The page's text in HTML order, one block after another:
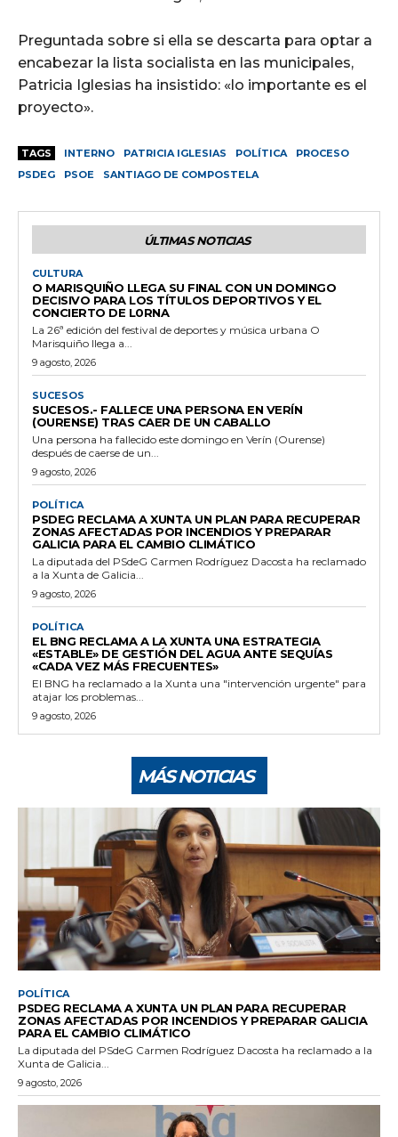
Preguntada sobre si ella se descarta para optar a
encabezar la lista socialista en las municipales,
Patricia Iglesias ha insistido: «lo importante es el
proyecto».
TAGS INTERNO PATRICIA IGLESIAS POLÍTICA
PROCESO
PSDEG
PSOE SANTIAGO DE COMPOSTELA
ÚLTIMAS NOTICIAS
CULTURA
O MARISQUIÑO LLEGA SU FINAL CON UN DOMINGO
DECISIVO PARA LOS TÍTULOS DEPORTIVOS Y EL
CONCIERTO DE L0RNA
La 26ª edición del festival de deportes y música urbana O
Marisquiño llega a...
9 agosto, 2026
SUCESOS
SUCESOS.- FALLECE UNA PERSONA EN VERÍN
(OURENSE) TRAS CAER DE UN CABALLO
Una persona ha fallecido este domingo en Verín (Ourense)
después de caerse de un...
9 agosto, 2026
POLÍTICA
PSDEG RECLAMA A XUNTA UN PLAN PARA RECUPERAR
ZONAS AFECTADAS POR INCENDIOS Y PREPARAR
GALICIA PARA EL CAMBIO CLIMÁTICO
La diputada del PSdeG Carmen Rodríguez Dacosta ha reclamado
a la Xunta de Galicia...
9 agosto, 2026
POLÍTICA
EL BNG RECLAMA A LA XUNTA UNA ESTRATEGIA
«ESTABLE» DE GESTIÓN DEL AGUA ANTE SEQUÍAS
«CADA VEZ MÁS FRECUENTES»
El BNG ha reclamado a la Xunta una "intervención urgente" para
atajar los problemas...
9 agosto, 2026
MÁS NOTICIAS
POLÍTICA
PSDEG RECLAMA A XUNTA UN PLAN PARA RECUPERAR
ZONAS AFECTADAS POR INCENDIOS Y PREPARAR GALICIA
PARA EL CAMBIO CLIMÁTICO
La diputada del PSdeG Carmen Rodríguez Dacosta ha reclamado a la
Xunta de Galicia...
9 agosto, 2026